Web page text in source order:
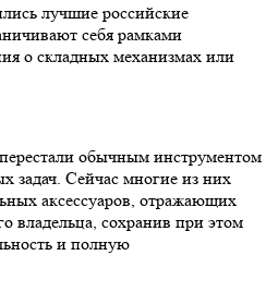
лучшие российские
себя рамками
о складных механизмах или
обычным инструментом
задач. Сейчас многие из них
аксессуаров, отражающих
владельца, сохранив при этом
и полную